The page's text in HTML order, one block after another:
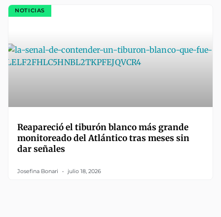
NOTICIAS
Reapareció el tiburón blanco más grande
monitoreado del Atlántico tras meses sin
dar señales
Josefina Bonari julio 18, 2026